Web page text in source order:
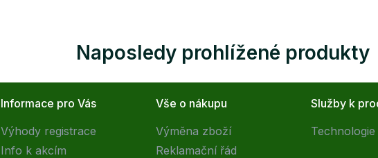
Naposledy prohlížené produkty
Informace pro Vás
Výhody registrace
Info k akcím
Vše o nákupu
Výměna zboží
Reklamační řád
Služby k